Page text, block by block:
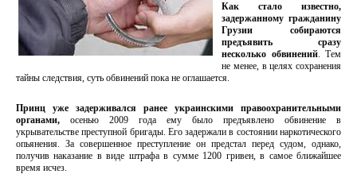
Как стало известно,
задержанному гражданину
Грузии собираются
предъявить сразу
несколько обвинений. Тем
не менее, в целях сохранения
тайны следствия, суть обвинений пока не оглашается.
Принц уже задерживался ранее украинскими правоохранительными
органами, осенью 2009 года ему было предъявлено обвинение в
укрывательстве преступной бригады. Его задержали в состоянии наркотического
опьянения. За совершенное преступление он предстал перед судом, однако,
получив наказание в виде штрафа в сумме 1200 гривен, в самое ближайшее
время исчез.